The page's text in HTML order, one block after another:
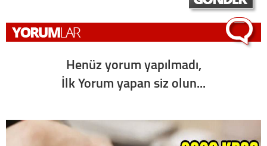
Henüz yorum yapılmadı,
İlk Yorum yapan siz olun...